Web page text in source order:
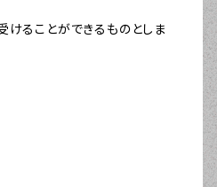
ることができるものとしま